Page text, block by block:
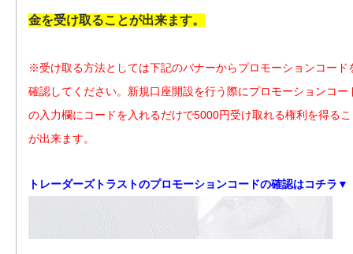
金を受け取ることが出来ます。
※受け取る方法としては下記のバナーからプロモーションコード
確認してください。新規口座開設を行う際にプロモーションコー
の入力欄にコードを入れるだけで5000円受け取れる権利を得る
が出来ます。
トレーダーズトラストのプロモーションコードの確認はコチラ▼